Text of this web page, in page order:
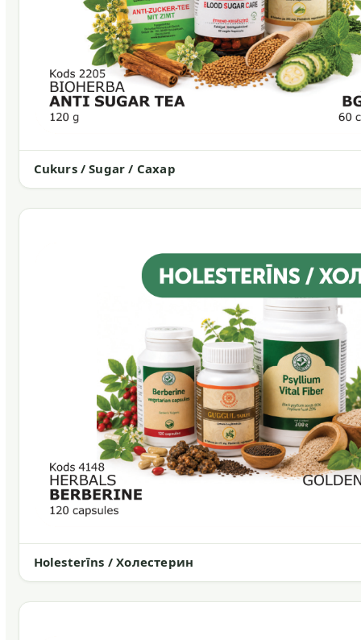
Cukurs / Sugar / Сахар
Holesterīns / Холестерин